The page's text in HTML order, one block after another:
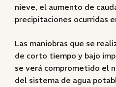
nieve, el aumento de
precipitaciones ocurridas
Las maniobras que se
de corto tiempo y bajo
se verá comprometido el
del sistema de agua